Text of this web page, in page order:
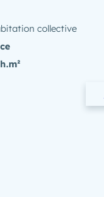
collective